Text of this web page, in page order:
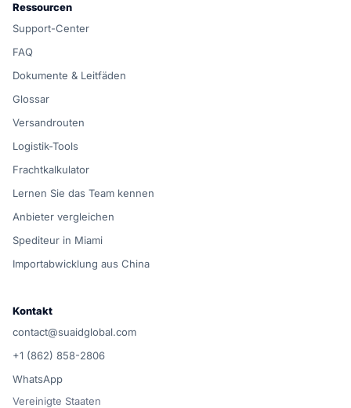
Ressourcen
Support-Center
FAQ
Dokumente & Leitfäden
Glossar
Versandrouten
Logistik-Tools
Frachtkalkulator
Lernen Sie das Team kennen
Anbieter vergleichen
Spediteur in Miami
Importabwicklung aus China
Kontakt
contact@suaidglobal.com
+1 (862) 858-2806
WhatsApp
Vereinigte Staaten